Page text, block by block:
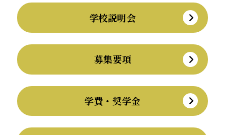
学校説明会
募集要項
学費・奨学金